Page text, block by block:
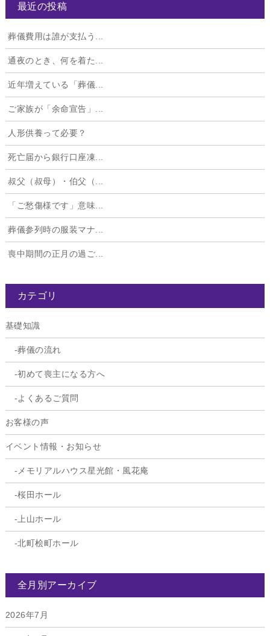
最近の投稿
葬儀費用は誰が支払う...
通夜のとき、何を着た...
近年増えている「葬儀...
ご家族が「余命宣告」...
人形供養って必要？
死亡届から銀行口座凍...
叔父（叔母）・伯父（...
「ご愁傷様です」意味...
葬儀参列時の服装マナ...
喪中期間の正月の過ご...
カテゴリ
基礎知識
葬儀の流れ
初めて喪主になる方へ
よくあるご質問
お客様の声
イベント情報・お知らせ
メモリアルハウス星光館・風花庵
桜田ホール
上山ホール
北町桧町ホール
全月別アーカイブ
2026年7月